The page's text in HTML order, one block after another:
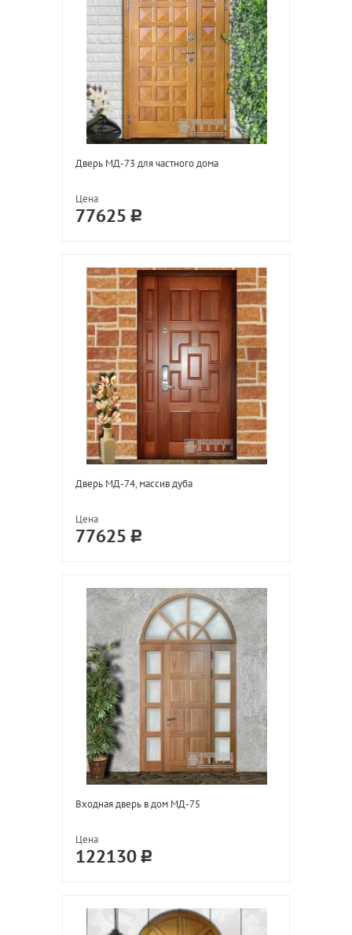
Дверь МД-73 для частного дома
Цена
77625
Дверь МД-74, массив дуба
Цена
77625
Входная дверь в дом МД-75
Цена
122130